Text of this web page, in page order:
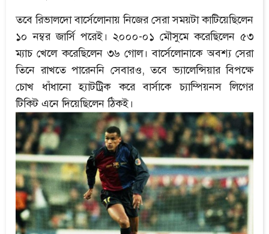
তবে রিভালদো বার্সেলোনায় নিজের সেরা সময়টা কাটিয়েছিলেন
১০ নম্বর জার্সি পরেই। ২০০০-০১ মৌসুমে করেছিলেন ৫৩
ম্যাচ খেলে করেছিলেন ৩৬ গোল। বার্সেলোনাকে অবশ্য সেরা
তিনে রাখতে পারেননি সেবারও, তবে ভ্যালেন্সিয়ার বিপক্ষে
চোখ ধাঁধানো হ্যাটট্রিক করে বার্সাকে চ্যাম্পিয়নস লিগের
টিকিট এনে দিয়েছিলেন ঠিকই।